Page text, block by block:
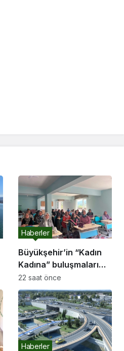
Büyükşehir’in “Kadın
Kadına” buluşmaları
Akyazı’da devam etti
Haberler
22 saat önce
Haberler